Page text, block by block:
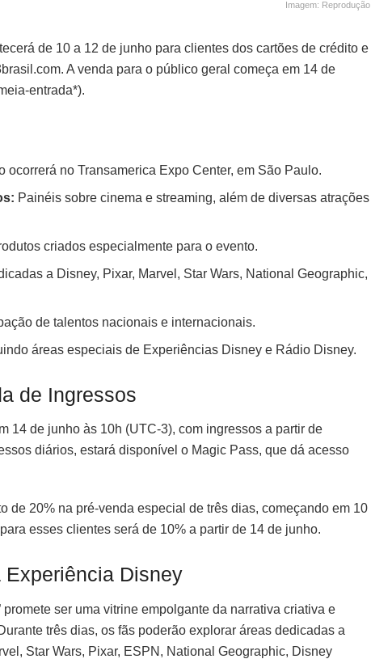
Imagem: Reprodução
de 10 a 12 de junho para clientes dos cartões de crédito e
A venda para o público geral começa em 14 de
entrada*).
ocorrerá no Transamerica Expo Center, em São Paulo.
Painéis sobre cinema e streaming, além de diversas atrações
criados especialmente para o evento.
a Disney, Pixar, Marvel, Star Wars, National Geographic,
de talentos nacionais e internacionais.
áreas especiais de Experiências Disney e Rádio Disney.
de Ingressos
14 de junho às 10h (UTC-3), com ingressos a partir de
diários, estará disponível o Magic Pass, que dá acesso
de 20% na pré-venda especial de três dias, começando em 10
esses clientes será de 10% a partir de 14 de junho.
Disney
ser uma vitrine empolgante da narrativa criativa e
três dias, os fãs poderão explorar áreas dedicadas a
Star Wars, Pixar, ESPN, National Geographic, Disney